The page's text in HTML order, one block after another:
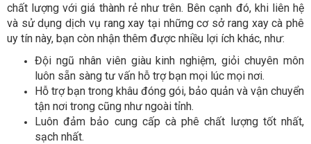
chất lượng với giá thành rẻ như trên. Bên cạnh đó, khi liên hệ
và sử dụng dịch vụ rang xay tại những cơ sở rang xay cà phê
uy tín này, bạn còn nhận thêm được nhiều lợi ích khác, như:
Đội ngũ nhân viên giàu kinh nghiệm, giỏi chuyên môn
luôn sẵn sàng tư vấn hỗ trợ bạn mọi lúc mọi nơi.
Hỗ trợ bạn trong khâu đóng gói, bảo quản và vận chuyển
tận nơi trong cũng như ngoài tỉnh.
Luôn đảm bảo cung cấp cà phê chất lượng tốt nhất,
sạch nhất.